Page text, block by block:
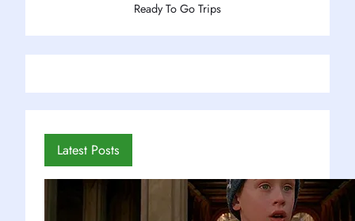
Ready To Go Trips
Latest Posts